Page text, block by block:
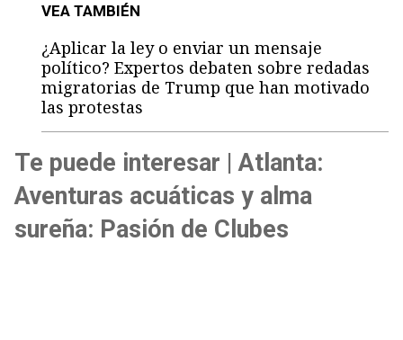
VEA TAMBIÉN
¿Aplicar la ley o enviar un mensaje
político? Expertos debaten sobre redadas
migratorias de Trump que han motivado
las protestas
Te puede interesar | Atlanta:
Aventuras acuáticas y alma
sureña: Pasión de Clubes